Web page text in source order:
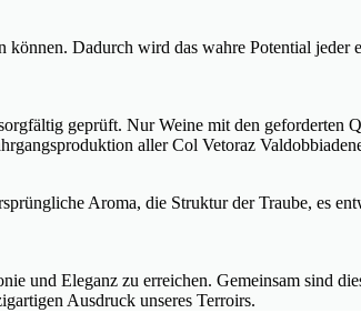
Dadurch wird das wahre Potential
geprüft. Nur Weine mit den geforderten
aller Col Vetoraz
Aroma, die Struktur der Traube, es
und Eleganz zu erreichen. Gemeinsam sind
Ausdruck unseres Terroirs.